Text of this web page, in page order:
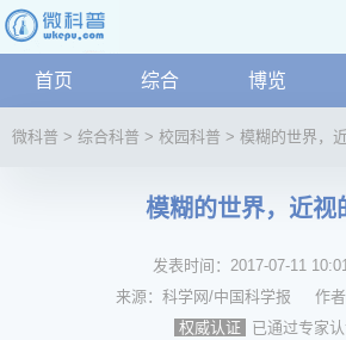
科普知识
首页 综合 博览
微科普 > 综合科普 > 校园科普 > 模糊的世界，
模糊的世界，近视
发表时间： 2017-07-11
来源： 科学网/中国科学报 作者
权威认证
已通过专家